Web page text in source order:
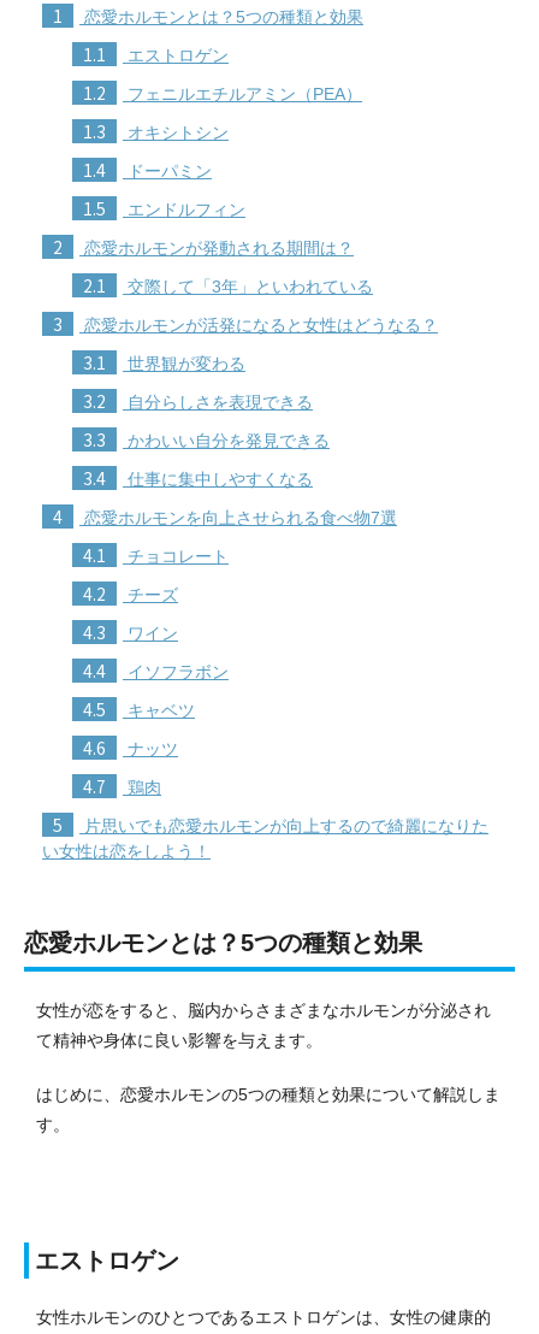
1 恋愛ホルモンとは？5つの種類と効果
1.1 エストロゲン
1.2 フェニルエチルアミン（PEA）
1.3 オキシトシン
1.4 ドーパミン
1.5 エンドルフィン
2 恋愛ホルモンが発動される期間は？
2.1 交際して「3年」といわれている
3 恋愛ホルモンが活発になると女性はどうなる？
3.1 世界観が変わる
3.2 自分らしさを表現できる
3.3 かわいい自分を発見できる
3.4 仕事に集中しやすくなる
4 恋愛ホルモンを向上させられる食べ物7選
4.1 チョコレート
4.2 チーズ
4.3 ワイン
4.4 イソフラボン
4.5 キャベツ
4.6 ナッツ
4.7 鶏肉
5
片思いでも恋愛ホルモンが向上するので綺麗になりた
い女性は恋をしよう！
恋愛ホルモンとは？5つの種類と効果
女性が恋をすると、脳内からさまざまなホルモンが分泌され
て精神や身体に良い影響を与えます。
はじめに、恋愛ホルモンの5つの種類と効果について解説しま
す。
エストロゲン
女性ホルモンのひとつであるエストロゲンは、女性の健康的